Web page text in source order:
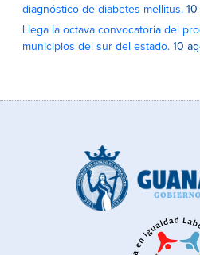
diagnóstico de diabetes mellitus.
Llega la octava convocatoria del
municipios del sur del estado. 10